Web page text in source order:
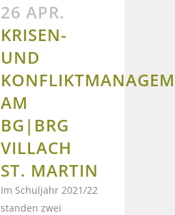
26 APR.
KRISEN-
UND
AM
BG|BRG
VILLACH
ST. MARTIN
Im Schuljahr 2021/22
standen zwei